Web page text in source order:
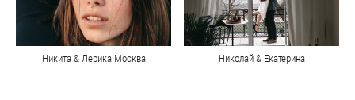
Никита & Лерика Москва Николай & Екатерина